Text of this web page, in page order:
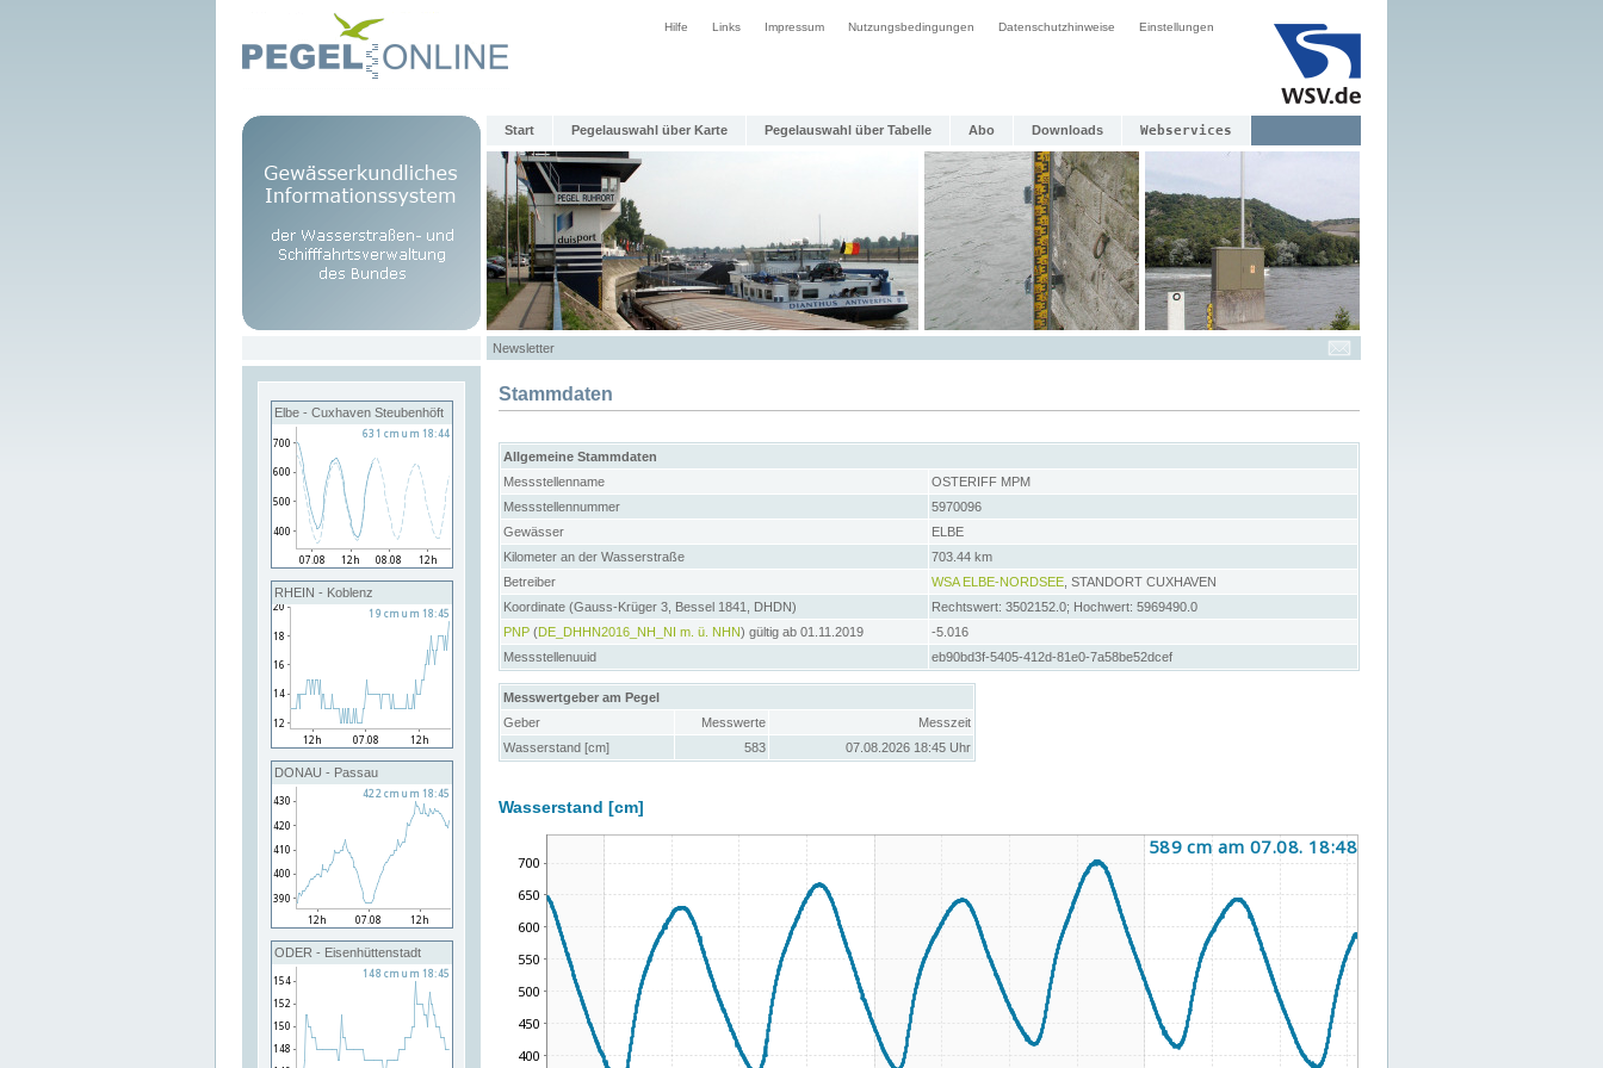
Hilfe Links Impressum Nutzungsbedingungen Datenschutzhinweise Einstellungen
Start Pegelauswahl über Karte Pegelauswahl über Tabelle Abo Downloads Webservices
Newsletter
Elbe - Cuxhaven Steubenhöft
RHEIN - Koblenz
DONAU - Passau
ODER - Eisenhüttenstadt
Stammdaten
Allgemeine Stammdaten
Messstellenname
OSTERIFF MPM
Messstellennummer
5970096
Gewässer
ELBE
Kilometer an der Wasserstraße
703.44 km
Betreiber
WSA ELBE-NORDSEE , STANDORT CUXHAVEN
Koordinate (Gauss-Krüger 3, Bessel 1841, DHDN)
Rechtswert: 3502152.0; Hochwert: 5969490.0
PNP (DE_DHHN2016_NH_NI m. ü. NHN) gültig ab 01.11.2019
-5.016
Messstellenuuid
eb90bd3f-5405-412d-81e0-7a58be52dcef
Messwertgeber am Pegel
Geber
Messwerte
Messzeit
Wasserstand [cm]
583 07.08.2026 18:45 Uhr
Wasserstand [cm]